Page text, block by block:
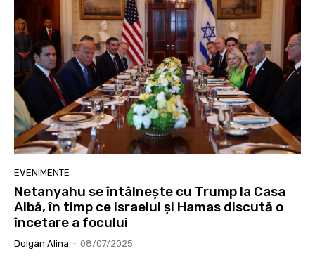
EVENIMENTE
Netanyahu se întâlnește cu Trump la Casa
Albă, în timp ce Israelul și Hamas discută o
încetare a focului
Dolgan Alina - 08/07/2025